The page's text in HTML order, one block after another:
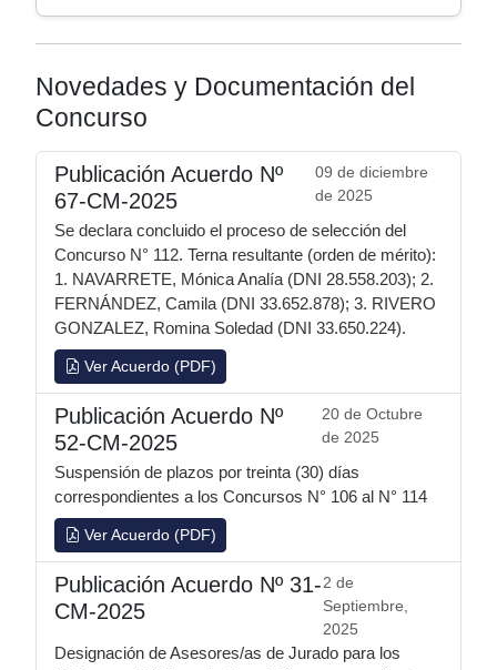
Novedades y Documentación del
Concurso
Publicación Acuerdo Nº
67-CM-2025
09 de diciembre
de 2025
Se declara concluido el proceso de selección del
Concurso N° 112. Terna resultante (orden de mérito):
1. NAVARRETE, Mónica Analía (DNI 28.558.203); 2.
FERNÁNDEZ, Camila (DNI 33.652.878); 3. RIVERO
GONZALEZ, Romina Soledad (DNI 33.650.224).
Ver Acuerdo (PDF)
Publicación Acuerdo Nº
52-CM-2025
20 de Octubre
de 2025
Suspensión de plazos por treinta (30) días
correspondientes a los Concursos N° 106 al N° 114
Ver Acuerdo (PDF)
Publicación Acuerdo Nº 31-
CM-2025
2 de
Septiembre,
2025
Designación de Asesores/as de Jurado para los